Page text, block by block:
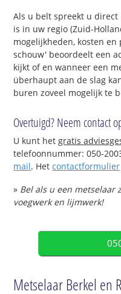
Als u belt spreekt u direct
is in uw regio (Zuid-
mogelijkheden, kosten
schouw' beoordeelt een
kijkt of en wanneer een
überhaupt aan de slag
buren zoveel mogelijk te
Overtuigd? Neem contact
U kunt hetgratis
telefoonnummer: 050-
mail. Hetcontactformulier
» Bel als u een metselaar
voegwerk en lijmwerk!
Metselaar Berkel en